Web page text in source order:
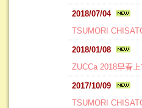
2018/07/04
TSUMORI
2018/01/08
ZUCCa 2018早春
2017/10/09
TSUMORI